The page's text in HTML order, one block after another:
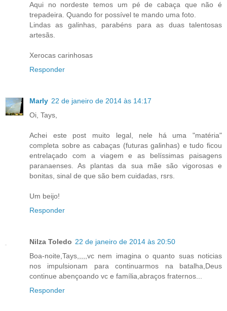
Aqui no nordeste temos um pé de cabaça que não é
trepadeira. Quando for possível te mando uma foto.
Lindas as galinhas, parabéns para as duas talentosas
artesãs.
Xerocas carinhosas
Responder
Marly 22 de janeiro de 2014 às 14:17
Oi, Tays,
Achei este post muito legal, nele há uma "matéria"
completa sobre as cabaças (futuras galinhas) e tudo ficou
entrelaçado com a viagem e as belíssimas paisagens
paranaenses. As plantas da sua mãe são vigorosas e
bonitas, sinal de que são bem cuidadas, rsrs.
Um beijo!
Responder
Nilza Toledo 22 de janeiro de 2014 às 20:50
Boa-noite,Tays,,,,,vc nem imagina o quanto suas noticias
nos impulsionam para continuarmos na batalha,Deus
continue abençoando vc e família,abraços fraternos...
Responder